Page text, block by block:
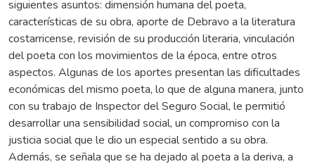
siguientes asuntos: dimensión humana del poeta,
características de su obra, aporte de Debravo a la literatura
costarricense, revisión de su producción literaria, vinculación
del poeta con los movimientos de la época, entre otros
aspectos. Algunas de los aportes presentan las dificultades
económicas del mismo poeta, lo que de alguna manera, junto
con su trabajo de Inspector del Seguro Social, le permitió
desarrollar una sensibilidad social, un compromiso con la
justicia social que le dio un especial sentido a su obra.
Además, se señala que se ha dejado al poeta a la deriva, a